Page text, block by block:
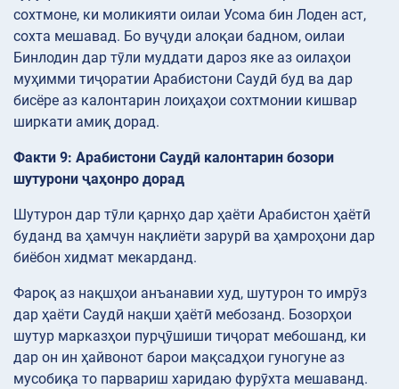
сохтмоне, ки моликияти оилаи Усома бин Лоден аст,
сохта мешавад. Бо вуҷуди алоқаи бадном, оилаи
Бинлодин дар тӯли муддати дароз яке аз оилаҳои
муҳимми тиҷоратии Арабистони Саудӣ буд ва дар
бисёре аз калонтарин лоиҳаҳои сохтмонии кишвар
ширкати амиқ дорад.
Факти 9: Арабистони Саудӣ калонтарин бозори
шутурони ҷаҳонро дорад
Шутурон дар тӯли қарнҳо дар ҳаёти Арабистон ҳаётӣ
буданд ва ҳамчун нақлиёти зарурӣ ва ҳамроҳони дар
биёбон хидмат мекарданд.
Фароқ аз нақшҳои анъанавии худ, шутурон то имрӯз
дар ҳаёти Саудӣ нақши ҳаётӣ мебозанд. Бозорҳои
шутур марказҳои пурҷӯшиши тиҷорат мебошанд, ки
дар он ин ҳайвонот барои мақсадҳои гуногуне аз
мусобиқа то парвариш харидаю фурӯхта мешаванд.